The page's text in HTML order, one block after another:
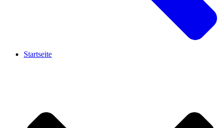
Startseite